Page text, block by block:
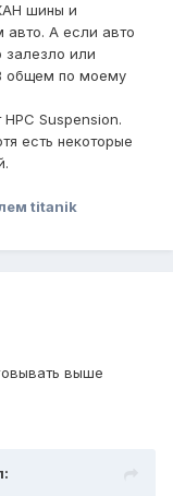
шины и
авто. А если авто
залезло или
общем по моему
Suspension.
есть некоторые
titanik
выше